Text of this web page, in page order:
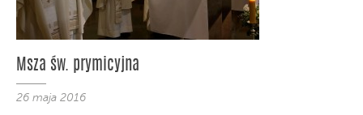
Msza św. prymicyjna
26 maja 2016